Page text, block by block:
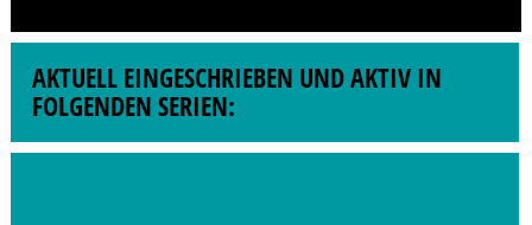
AKTUELL EINGESCHRIEBEN UND AKTIV IN
FOLGENDEN SERIEN: